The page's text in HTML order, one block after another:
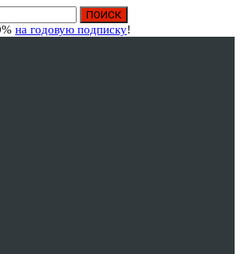
на годовую подписку!